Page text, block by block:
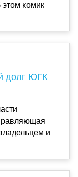
комик
долг ЮГК
и